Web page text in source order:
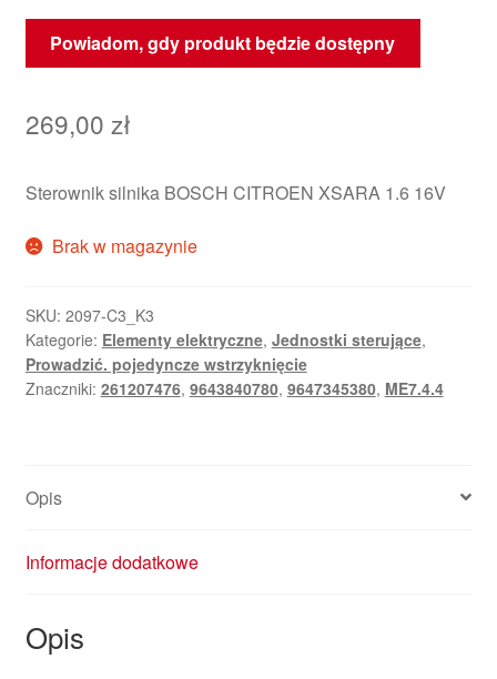
Powiadom, gdy produkt będzie dostępny
269,00 zł
Sterownik silnika BOSCH CITROEN XSARA 1.6 16V
Brak w magazynie
SKU: 2097-C3_K3
Kategorie: Elementy elektryczne, Jednostki sterujące,
Prowadzić. pojedyncze wstrzyknięcie
Znaczniki: 261207476, 9643840780, 9647345380, ME7.4.4
Opis
Informacje dodatkowe
Opis